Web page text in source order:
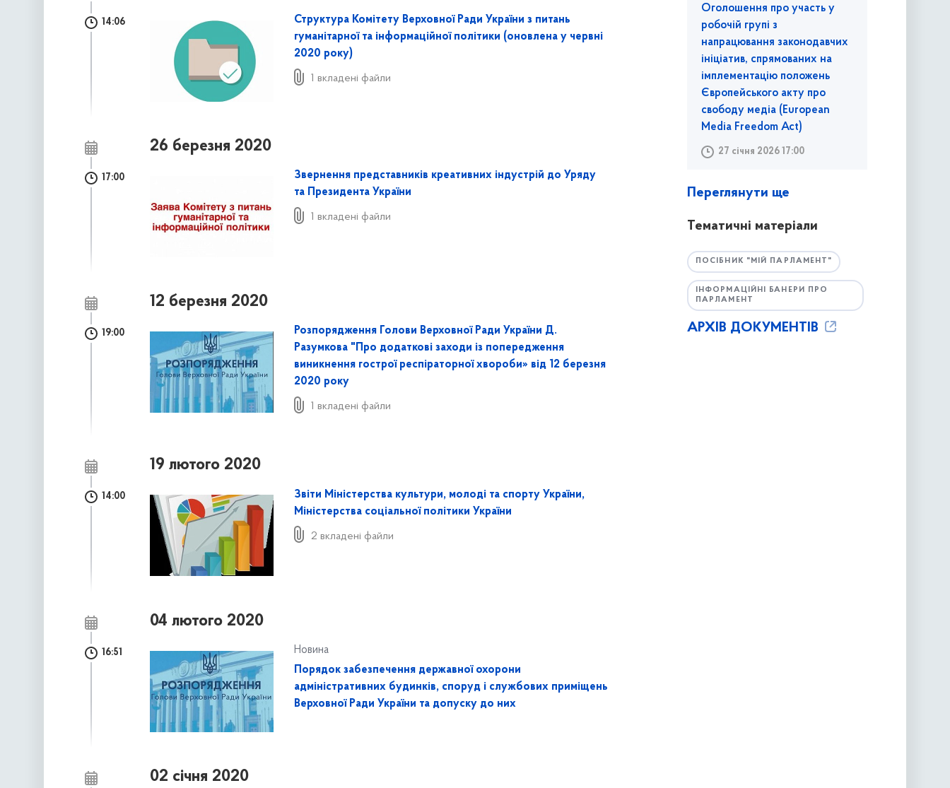
14:06
Структура Комітету Верховної Ради України з питань
гуманітарної та інформаційної політики (оновлена у червні
2020 року)
1 вкладені файли
26 березня 2020
17:00
Звернення представників креативних індустрій до Уряду
та Президента України
1 вкладені файли
12 березня 2020
19:00
Розпорядження Голови Верховної Ради України Д.
Разумкова "Про додаткові заходи із попередження
виникнення гострої респіраторної хвороби» від 12 березня
2020 року
1 вкладені файли
19 лютого 2020
14:00
Звіти Міністерства культури, молоді та спорту України,
Міністерства соціальної політики України
2 вкладені файли
04 лютого 2020
16:51
Новина
Порядок забезпечення державної охорони
адміністративних будинків, споруд і службових приміщень
Верховної Ради України та допуску до них
02 січня 2020
Оголошення про участь у
робочій групі з
напрацювання законодавчих
ініціатив, спрямованих на
імплементацію положень
Європейського акту про
свободу медіа (European
Media Freedom Act)
27 січня 2026 17:00
Переглянути ще
Тематичні матеріали
ПОСІБНИК "МІЙ ПАРЛАМЕНТ"
ІНФОРМАЦІЙНІ БАНЕРИ ПРО
ПАРЛАМЕНТ
АРХІВ ДОКУМЕНТІВ